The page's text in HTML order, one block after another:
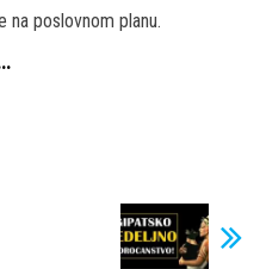
poslovnom planu.